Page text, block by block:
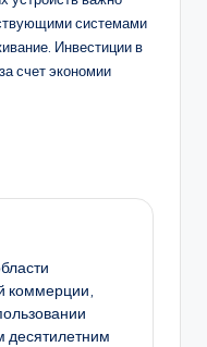
системами
Инвестиции в
счет экономии
коммерции,
десятилетним